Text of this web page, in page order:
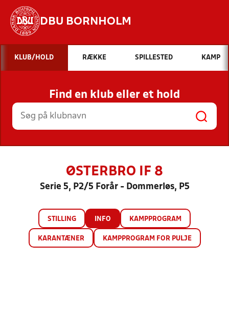
DBU BORNHOLM
Hvad vil du søge efter?
INDHOLD OG NYHEDER
STILLINGER, RESULTATER, KLUBBER OG
HOLD
KLUB/HOLD RÆKKE SPILLESTED KAMP
Find en klub eller et hold
ØSTERBRO IF 8
Serie 5, P2/5 Forår - Dommerløs, P5
STILLING INFO KAMPPROGRAM
KARANTÆNER KAMPPROGRAM FOR PULJE